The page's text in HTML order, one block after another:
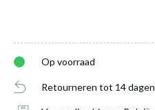
Op voorraad
Retourneren tot 14 dagen